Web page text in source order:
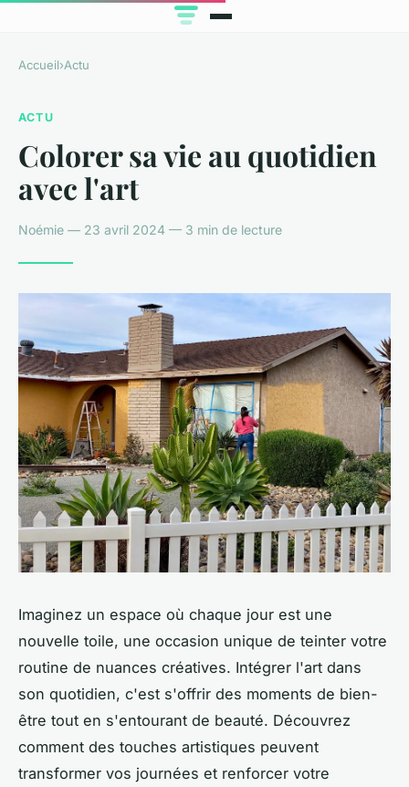
Accueil›Actu
ACTU
Colorer sa vie au quotidien
avec l'art
Noémie — 23 avril 2024 — 3 min de lecture
Imaginez un espace où chaque jour est une
nouvelle toile, une occasion unique de teinter votre
routine de nuances créatives. Intégrer l'art dans
son quotidien, c'est s'offrir des moments de bien-
être tout en s'entourant de beauté. Découvrez
comment des touches artistiques peuvent
transformer vos journées et renforcer votre